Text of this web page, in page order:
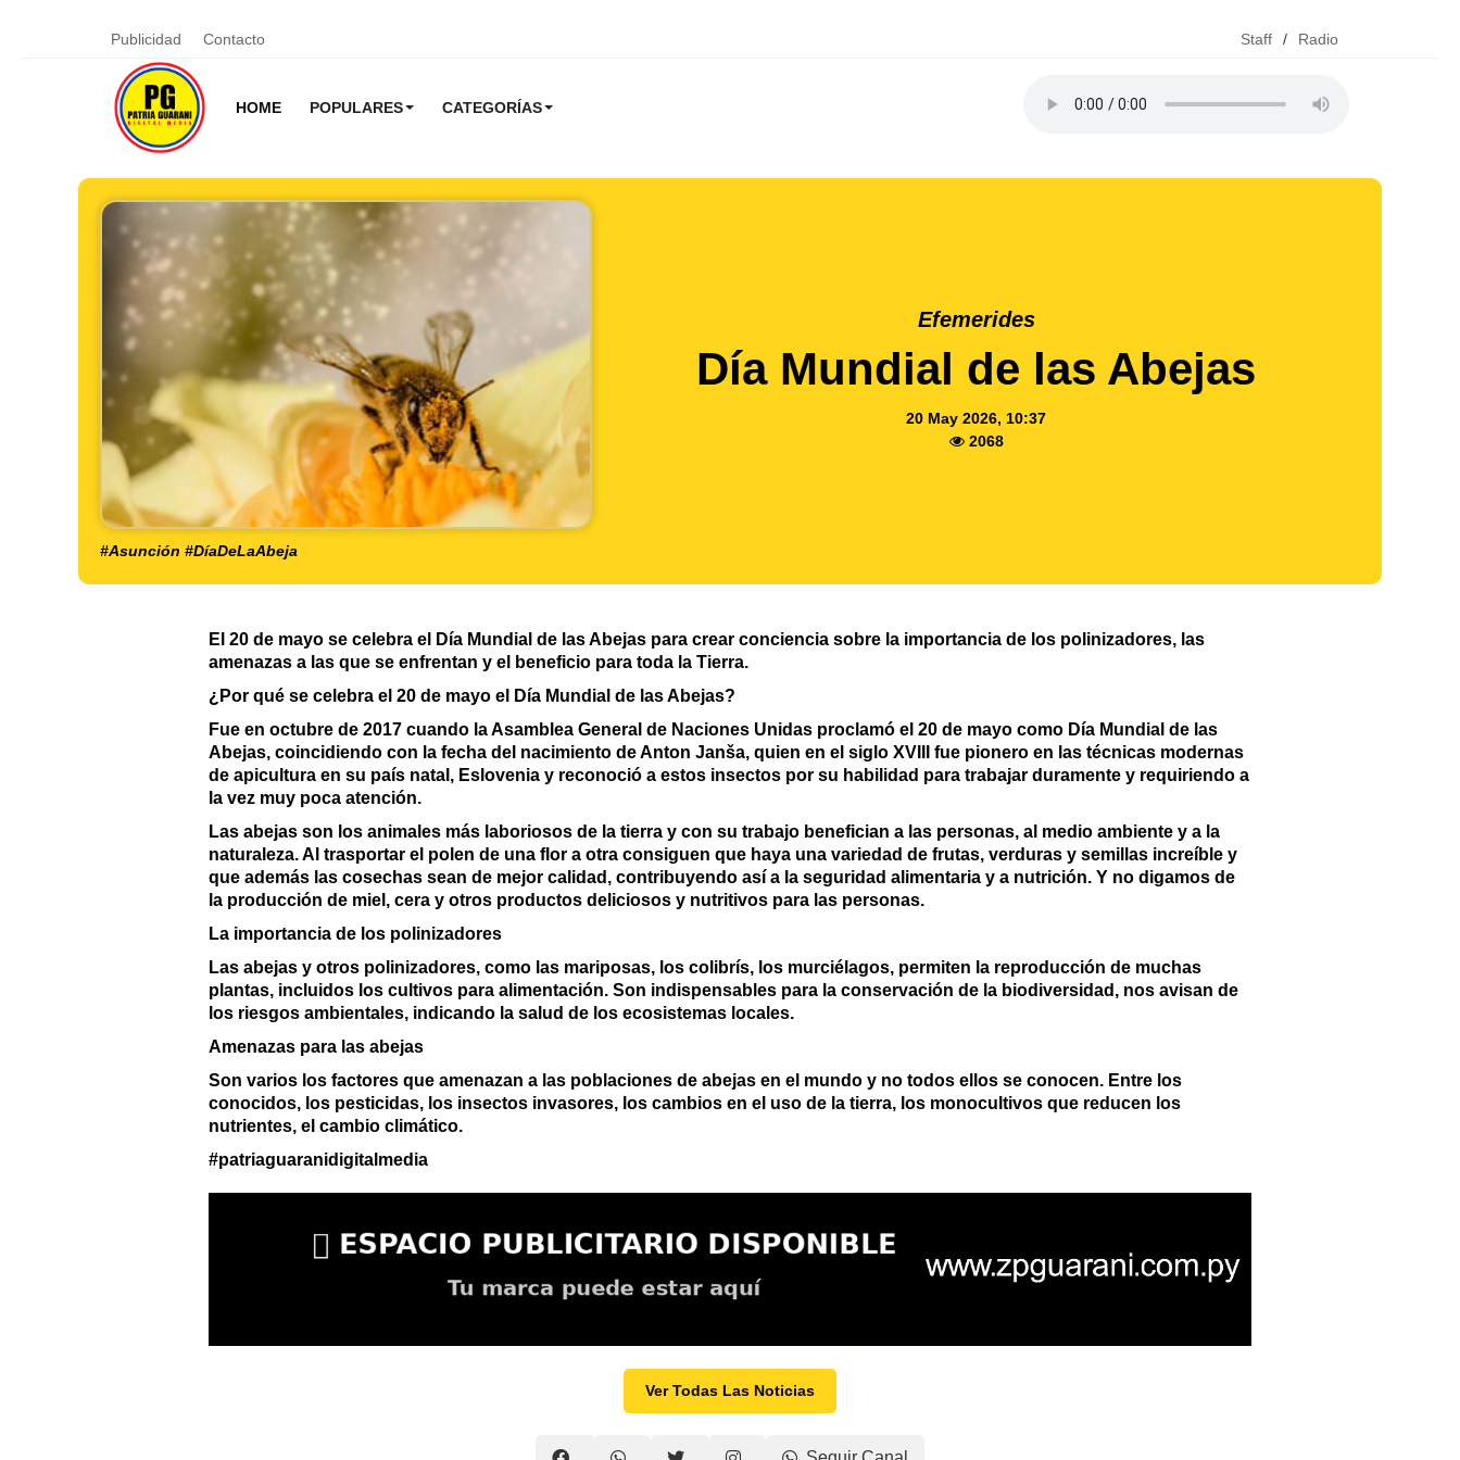
Publicidad Contacto Staff / Radio
HOME POPULARES CATEGORÍAS
#Asunción #DíaDeLaAbeja
Efemerides
Día Mundial de las Abejas
20 May 2026, 10:37
2068
El 20 de mayo se celebra el Día Mundial de las Abejas para crear conciencia sobre la importancia de los polinizadores, las
amenazas a las que se enfrentan y el beneficio para toda la Tierra.
¿Por qué se celebra el 20 de mayo el Día Mundial de las Abejas?
Fue en octubre de 2017 cuando la Asamblea General de Naciones Unidas proclamó el 20 de mayo como Día Mundial de las
Abejas, coincidiendo con la fecha del nacimiento de Anton Janša, quien en el siglo XVIII fue pionero en las técnicas modernas
de apicultura en su país natal, Eslovenia y reconoció a estos insectos por su habilidad para trabajar duramente y requiriendo a
la vez muy poca atención.
Las abejas son los animales más laboriosos de la tierra y con su trabajo benefician a las personas, al medio ambiente y a la
naturaleza. Al trasportar el polen de una flor a otra consiguen que haya una variedad de frutas, verduras y semillas increíble y
que además las cosechas sean de mejor calidad, contribuyendo así a la seguridad alimentaria y a nutrición. Y no digamos de
la producción de miel, cera y otros productos deliciosos y nutritivos para las personas.
La importancia de los polinizadores
Las abejas y otros polinizadores, como las mariposas, los colibrís, los murciélagos, permiten la reproducción de muchas
plantas, incluidos los cultivos para alimentación. Son indispensables para la conservación de la biodiversidad, nos avisan de
los riesgos ambientales, indicando la salud de los ecosistemas locales.
Amenazas para las abejas
Son varios los factores que amenazan a las poblaciones de abejas en el mundo y no todos ellos se conocen. Entre los
conocidos, los pesticidas, los insectos invasores, los cambios en el uso de la tierra, los monocultivos que reducen los
nutrientes, el cambio climático.
#patriaguaranidigitalmedia
Ver Todas Las Noticias